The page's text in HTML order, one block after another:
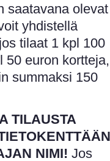
saatavana olevat
yhdistellä
tilaat 1 kpl 100
50 euron kortteja,
summaksi 150
TILAUSTA
NIMI! Jos